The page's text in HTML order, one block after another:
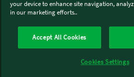
Kobold
your device to enhance site navigation,
in our marketing efforts..
Accept All Cookies
Cookies Settings